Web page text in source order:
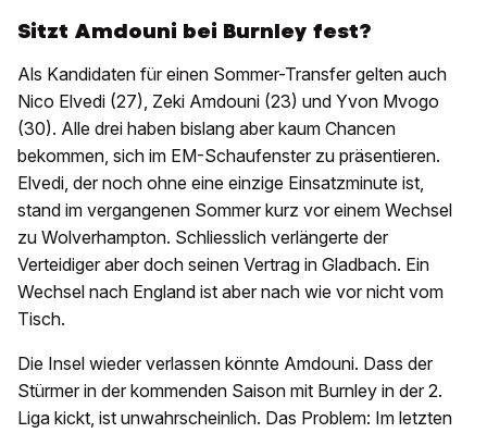
Sitzt Amdouni bei Burnley fest?
Als Kandidaten für einen Sommer-Transfer gelten auch
Nico Elvedi (27), Zeki Amdouni (23) und Yvon Mvogo
(30). Alle drei haben bislang aber kaum Chancen
bekommen, sich im EM-Schaufenster zu präsentieren.
Elvedi, der noch ohne eine einzige Einsatzminute ist,
stand im vergangenen Sommer kurz vor einem Wechsel
zu Wolverhampton. Schliesslich verlängerte der
Verteidiger aber doch seinen Vertrag in Gladbach. Ein
Wechsel nach England ist aber nach wie vor nicht vom
Tisch.
Die Insel wieder verlassen könnte Amdouni. Dass der
Stürmer in der kommenden Saison mit Burnley in der 2.
Liga kickt, ist unwahrscheinlich. Das Problem: Im letzten